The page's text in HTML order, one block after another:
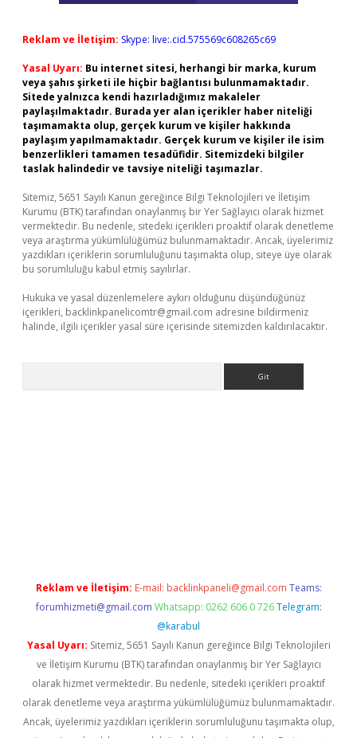
Reklam ve İletişim: Skype: live:.cid.575569c608265c69
Yasal Uyarı: Bu internet sitesi, herhangi bir marka, kurum
veya şahıs şirketi ile hiçbir bağlantısı bulunmamaktadır.
Sitede yalnızca kendi hazırladığımız makaleler
paylaşılmaktadır. Burada yer alan içerikler haber niteliği
taşımamakta olup, gerçek kurum ve kişiler hakkında
paylaşım yapılmamaktadır. Gerçek kurum ve kişiler ile isim
benzerlikleri tamamen tesadüfidir. Sitemizdeki bilgiler
taslak halindedir ve tavsiye niteliği taşımazlar.
Sitemiz, 5651 Sayılı Kanun gereğince Bilgi Teknolojileri ve İletişim
Kurumu (BTK) tarafından onaylanmış bir Yer Sağlayıcı olarak hizmet
vermektedir. Bu nedenle, sitedeki içerikleri proaktif olarak denetleme
veya araştırma yükümlülüğümüz bulunmamaktadır. Ancak, üyelerimiz
yazdıkları içeriklerin sorumluluğunu taşımakta olup, siteye üye olarak
bu sorumluluğu kabul etmiş sayılırlar.
Hukuka ve yasal düzenlemelere aykırı olduğunu düşündüğünüz
içerikleri, backlinkpanelicomtr@gmail.com adresine bildirmeniz
halinde, ilgili içerikler yasal süre içerisinde sitemizden kaldırılacaktır.
Reklam ve İletişim: E-mail: backlinkpaneli@gmail.com Teams:
forumhizmeti@gmail.com Whatsapp: 0262 606 0 726 Telegram:
@karabul
Yasal Uyarı: Sitemiz, 5651 Sayılı Kanun gereğince Bilgi Teknolojileri
ve İletişim Kurumu (BTK) tarafından onaylanmış bir Yer Sağlayıcı
olarak hizmet vermektedir. Bu nedenle, sitedeki içerikleri proaktif
olarak denetleme veya araştırma yükümlülüğümüz bulunmamaktadır.
Ancak, üyelerimiz yazdıkları içeriklerin sorumluluğunu taşımakta olup,